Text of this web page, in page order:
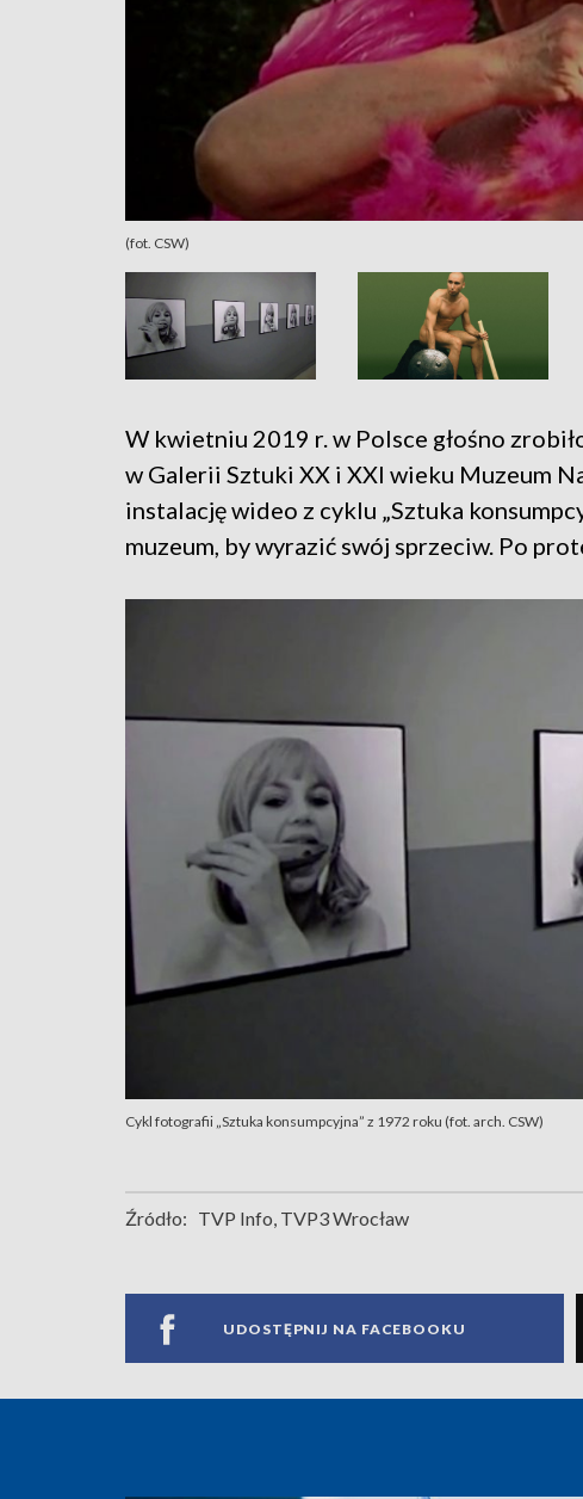
(fot. CSW)
W kwietniu 2019 r. w Polsce głośno
w Galerii Sztuki XX i XXI wieku Muzeum
instalację wideo z cyklu „Sztuka
muzeum, by wyrazić swój sprzeciw. Po
Cykl fotografii „Sztuka konsumpcyjna” z 1972 roku (fot. arch. CSW)
Źródło: TVP Info, TVP3 Wrocław
UDOSTĘPNIJ NA FACEBOOKU